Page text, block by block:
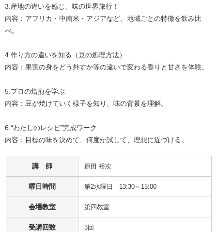
3.産地の違いを感じ、味の世界旅行！
内容：アフリカ・中南米・アジアなど、地域ごとの特徴を飲み比
べ。
4.作り方の違いを知る（豆の処理方法）
内容：果実の身をどう外すか等の違いで変わる香りと甘さを体験。
5.プロの焙煎を学ぶ
内容：豆が焼けていく様子を知り、味の背景を理解。
6.“わたしのレシピ”完成ワーク
内容：目標の味を決めて、何度か試して、理想に近づける。
講 師 原田 裕次
曜日時間 第2水曜日 13:30～15:00
会場教室 第四教室
受講回数 3回